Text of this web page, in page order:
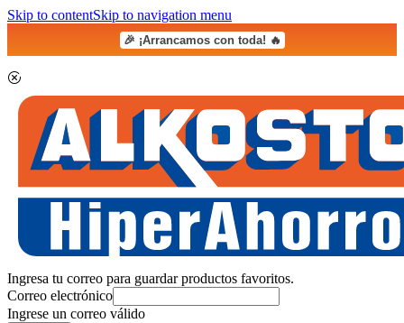
Skip to contentSkip to navigation menu
🎉 ¡Arrancamos con toda! 🔥
Ingresa tu correo para guardar productos favoritos.
Correo electrónico
Ingrese un correo válido